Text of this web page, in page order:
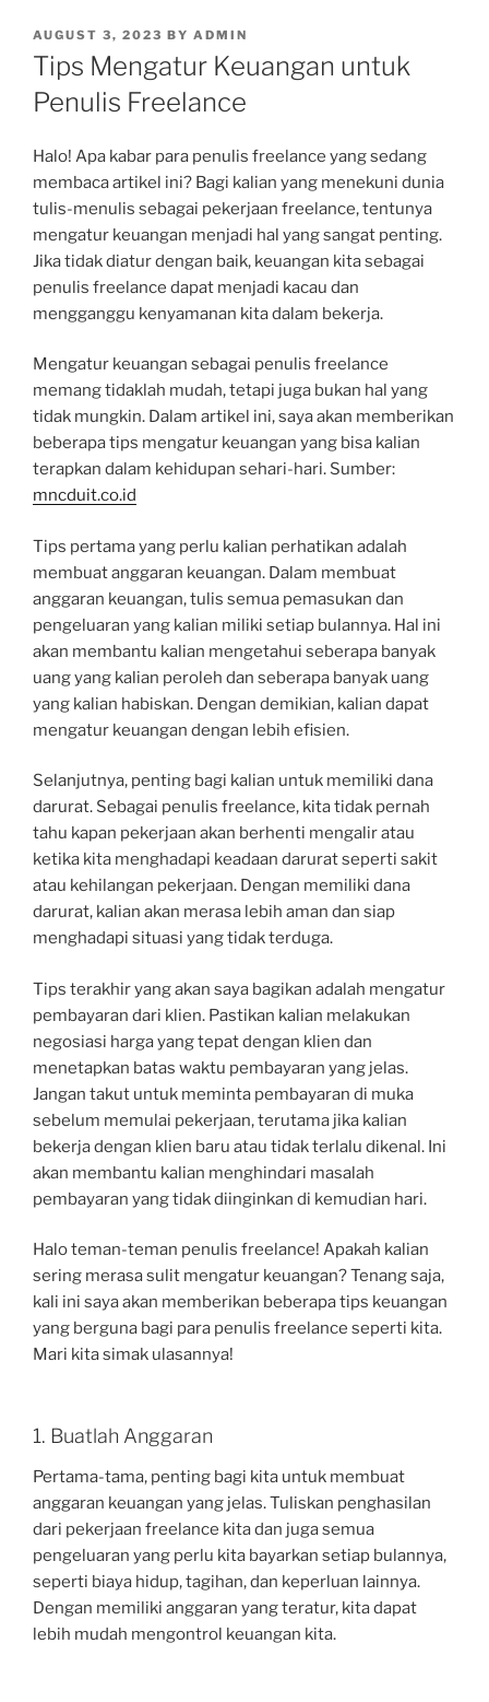
POSTED
ON
AUGUST 3, 2023 BY ADMIN
Tips Mengatur Keuangan untuk
Penulis Freelance
Halo! Apa kabar para penulis freelance yang sedang
membaca artikel ini? Bagi kalian yang menekuni dunia
tulis-menulis sebagai pekerjaan freelance, tentunya
mengatur keuangan menjadi hal yang sangat penting.
Jika tidak diatur dengan baik, keuangan kita sebagai
penulis freelance dapat menjadi kacau dan
mengganggu kenyamanan kita dalam bekerja.
Mengatur keuangan sebagai penulis freelance
memang tidaklah mudah, tetapi juga bukan hal yang
tidak mungkin. Dalam artikel ini, saya akan memberikan
beberapa tips mengatur keuangan yang bisa kalian
terapkan dalam kehidupan sehari-hari. Sumber:
mncduit.co.id
Tips pertama yang perlu kalian perhatikan adalah
membuat anggaran keuangan. Dalam membuat
anggaran keuangan, tulis semua pemasukan dan
pengeluaran yang kalian miliki setiap bulannya. Hal ini
akan membantu kalian mengetahui seberapa banyak
uang yang kalian peroleh dan seberapa banyak uang
yang kalian habiskan. Dengan demikian, kalian dapat
mengatur keuangan dengan lebih efisien.
Selanjutnya, penting bagi kalian untuk memiliki dana
darurat. Sebagai penulis freelance, kita tidak pernah
tahu kapan pekerjaan akan berhenti mengalir atau
ketika kita menghadapi keadaan darurat seperti sakit
atau kehilangan pekerjaan. Dengan memiliki dana
darurat, kalian akan merasa lebih aman dan siap
menghadapi situasi yang tidak terduga.
Tips terakhir yang akan saya bagikan adalah mengatur
pembayaran dari klien. Pastikan kalian melakukan
negosiasi harga yang tepat dengan klien dan
menetapkan batas waktu pembayaran yang jelas.
Jangan takut untuk meminta pembayaran di muka
sebelum memulai pekerjaan, terutama jika kalian
bekerja dengan klien baru atau tidak terlalu dikenal. Ini
akan membantu kalian menghindari masalah
pembayaran yang tidak diinginkan di kemudian hari.
Halo teman-teman penulis freelance! Apakah kalian
sering merasa sulit mengatur keuangan? Tenang saja,
kali ini saya akan memberikan beberapa tips keuangan
yang berguna bagi para penulis freelance seperti kita.
Mari kita simak ulasannya!
1. Buatlah Anggaran
Pertama-tama, penting bagi kita untuk membuat
anggaran keuangan yang jelas. Tuliskan penghasilan
dari pekerjaan freelance kita dan juga semua
pengeluaran yang perlu kita bayarkan setiap bulannya,
seperti biaya hidup, tagihan, dan keperluan lainnya.
Dengan memiliki anggaran yang teratur, kita dapat
lebih mudah mengontrol keuangan kita.